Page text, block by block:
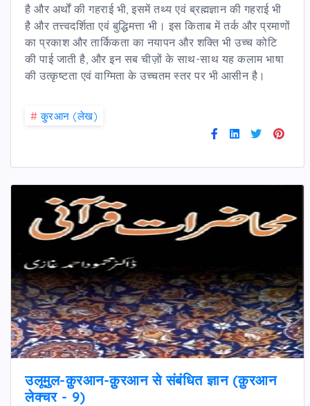
है और अर्थों की गहराई भी, इसमें तथ्य एवं ब्रह्मज्ञान की गहराई भी
है और तत्त्वदर्शिता एवं बुद्धिमत्ता भी। इस किताब में तर्क और प्रमाणों
का प्रकाश और तार्किकता का नयापन और शक्ति भी उच्च कोटि
की पाई जाती है, और इन सब चीज़ों के साथ-साथ यह कलाम भाषा
की उत्कृष्टता एवं वाग्मिता के उच्चतम स्तर पर भी आसीन है।
# कु़रआन (लेख)
उलूमुल-क़ुरआन-क़ुरआन से संबंधित ज्ञान (क़ुरआन
लेक्चर - 9)